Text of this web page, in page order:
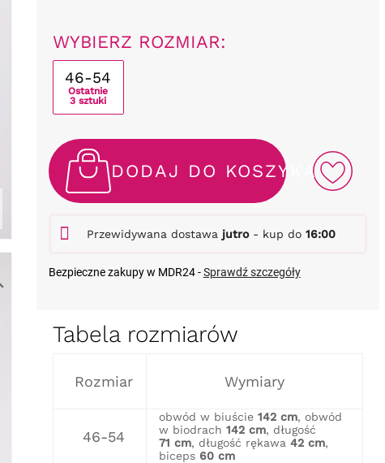
WYBIERZ ROZMIAR:
46-54
Ostatnie
3 sztuki
DODAJ DO KOSZYKA
Przewidywana dostawa jutro- kup do 16:00
Bezpieczne zakupy w MDR24 -Sprawdź szczegóły
Tabela rozmiarów
Rozmiar Wymiary
46-54
obwód w biuście 142 cm, obwód
w biodrach 142 cm, długość
71 cm, długość rękawa 42 cm,
biceps 60 cm